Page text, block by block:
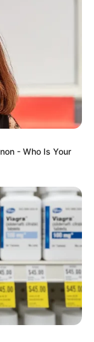
รอบครัว
รับข่าวดีเรื่อง
งดี จึงไม่น่ากังวล
นมีเกณฑ์ใช้จ่าย
ย์ ลาภยศ
น.
- Who Is Your